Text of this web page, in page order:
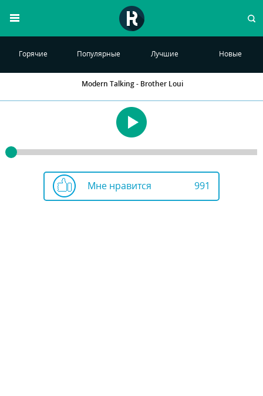
Горячие Популярные Лучшие Новые
Modern Talking - Brother Loui
Мне нравится 991